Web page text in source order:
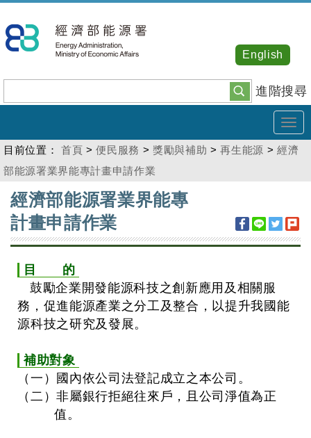
到
主
內
容
進階搜尋
English
目前位置： 首頁 >便民服務 > 獎勵與補助 >再生能源 >經濟
部能源署業界能專計畫申請作業
:::
經濟部能源署業界能專
計畫申請作業
目 的
鼓勵企業開發能源科技之創新應用及相關服
務，促進能源產業之分工及整合，以提升我國能
源科技之研究及發展。
補助對象
（一）國內依公司法登記成立之本公司。
（二）非屬銀行拒絕往來戶，且公司淨值為正
值。